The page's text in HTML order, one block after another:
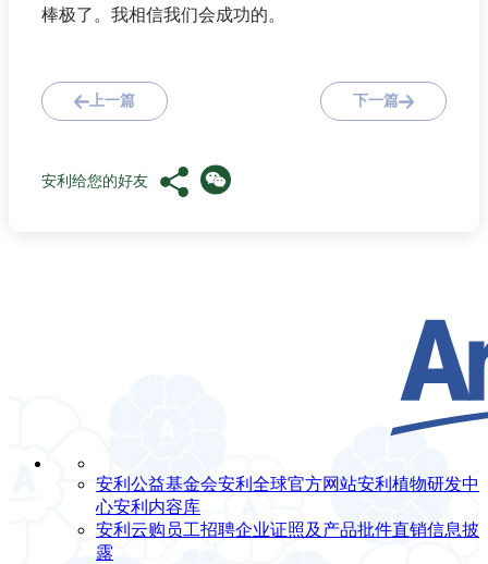
棒极了。我相信我们会成功的。
上一篇 下一篇
安利给您的好友
安利公益基金会安利全球官方网站安利植物研发中
心安利内容库
安利云购 员工招聘企业证照及产品批件直销信息披
露